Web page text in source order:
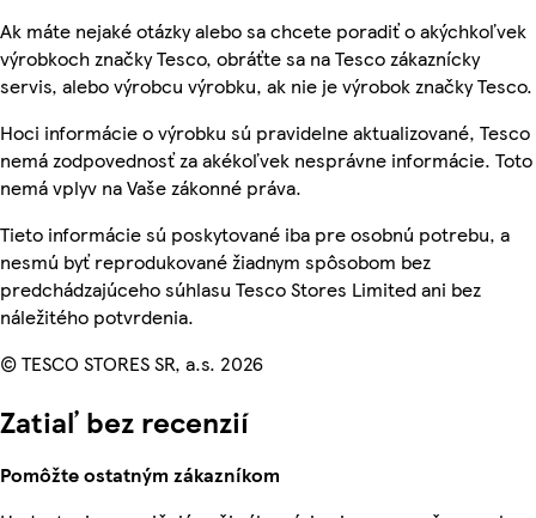
Ak máte nejaké otázky alebo sa chcete poradiť o akýchkoľvek
výrobkoch značky Tesco, obráťte sa na Tesco zákaznícky
servis, alebo výrobcu výrobku, ak nie je výrobok značky Tesco.
Hoci informácie o výrobku sú pravidelne aktualizované, Tesco
nemá zodpovednosť za akékoľvek nesprávne informácie. Toto
nemá vplyv na Vaše zákonné práva.
Tieto informácie sú poskytované iba pre osobnú potrebu, a
nesmú byť reprodukované žiadnym spôsobom bez
predchádzajúceho súhlasu Tesco Stores Limited ani bez
náležitého potvrdenia.
© TESCO STORES SR, a.s. 2026
Zatiaľ bez recenzií
Pomôžte ostatným zákazníkom